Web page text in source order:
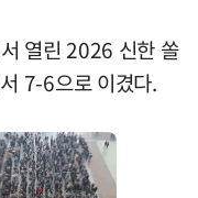
열린 2026 신한 쏠
7-6으로 이겼다.